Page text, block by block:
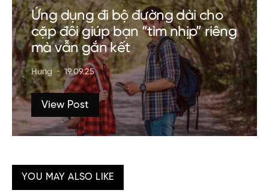
Ứng dụng đi bộ đường dài cho
cặp đôi giúp bạn “tìm nhịp” riêng
mà vẫn gắn kết
Hung 19.09.25
View Post
YOU MAY ALSO LIKE